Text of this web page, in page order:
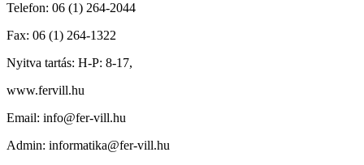
Telefon: 06 (1) 264-2044
Fax: 06 (1) 264-1322
Nyitva tartás: H-P: 8-17,
www.fervill.hu
Email: info@fer-vill.hu
Admin: informatika@fer-vill.hu